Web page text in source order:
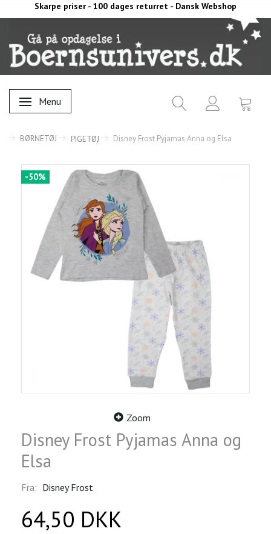
Skarpe priser - 100 dages returret - Dansk Webshop
Skifte navigation
Menu
BØRNETØJ PIGETØJ Disney Frost Pyjamas Anna og Elsa
-50%
Zoom
Disney Frost Pyjamas Anna og
Elsa
Fra: Disney Frost
64,50 DKK